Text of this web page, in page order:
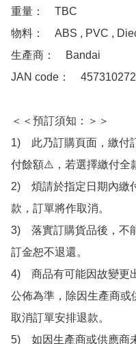
重量：　TBC
物料：　ABS , PVC ,
生產商：　Bandai
JAN code：　
＜＜預訂須知：＞＞
1)　此乃訂購頁面，繳
付餘額⚠️，若選擇繳付全
2)　煩請於指定日期內繳
款，訂單將作取消。
3)　落實訂購貨品後，不
訂金恕不退還。
4)　商品有可能因故變更
公佈為準，除因生產商或
取消訂單安排退款。
5)　如因生產商或供應商